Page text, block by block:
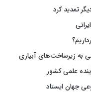
به زیرساخت‌های آبیاری
علمی کشور
جهان ایستاد